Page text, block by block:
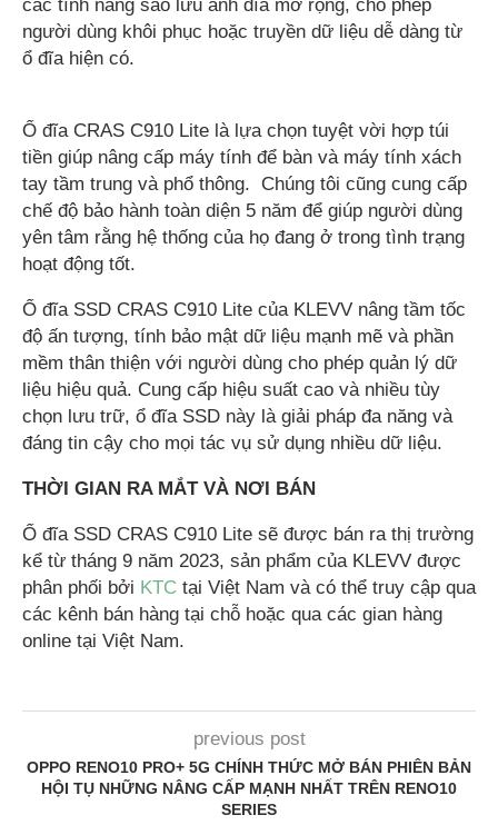
các tính năng sao lưu ảnh đĩa mở rộng, cho phép
người dùng khôi phục hoặc truyền dữ liệu dễ dàng từ
ổ đĩa hiện có.
Ổ đĩa CRAS C910 Lite là lựa chọn tuyệt vời hợp túi
tiền giúp nâng cấp máy tính để bàn và máy tính xách
tay tầm trung và phổ thông. Chúng tôi cũng cung cấp
chế độ bảo hành toàn diện 5 năm để giúp người dùng
yên tâm rằng hệ thống của họ đang ở trong tình trạng
hoạt động tốt.
Ổ đĩa SSD CRAS C910 Lite của KLEVV nâng tầm tốc
độ ấn tượng, tính bảo mật dữ liệu mạnh mẽ và phần
mềm thân thiện với người dùng cho phép quản lý dữ
liệu hiệu quả. Cung cấp hiệu suất cao và nhiều tùy
chọn lưu trữ, ổ đĩa SSD này là giải pháp đa năng và
đáng tin cậy cho mọi tác vụ sử dụng nhiều dữ liệu.
THỜI GIAN RA MẮT VÀ NƠI BÁN
Ổ đĩa SSD CRAS C910 Lite sẽ được bán ra thị trường
kể từ tháng 9 năm 2023, sản phẩm của KLEVV được
phân phối bởi KTC tại Việt Nam và có thể truy cập qua
các kênh bán hàng tại chỗ hoặc qua các gian hàng
online tại Việt Nam.
previous post
OPPO RENO10 PRO+ 5G CHÍNH THỨC MỞ BÁN PHIÊN BẢN
HỘI TỤ NHỮNG NÂNG CẤP MẠNH NHẤT TRÊN RENO10
SERIES